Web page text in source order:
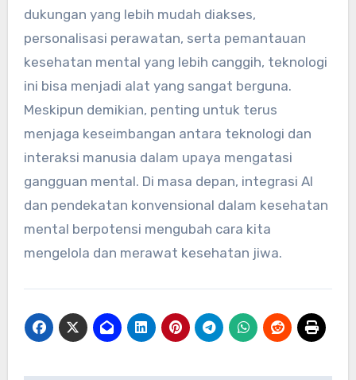
dukungan yang lebih mudah diakses,
personalisasi perawatan, serta pemantauan
kesehatan mental yang lebih canggih, teknologi
ini bisa menjadi alat yang sangat berguna.
Meskipun demikian, penting untuk terus
menjaga keseimbangan antara teknologi dan
interaksi manusia dalam upaya mengatasi
gangguan mental. Di masa depan, integrasi AI
dan pendekatan konvensional dalam kesehatan
mental berpotensi mengubah cara kita
mengelola dan merawat kesehatan jiwa.